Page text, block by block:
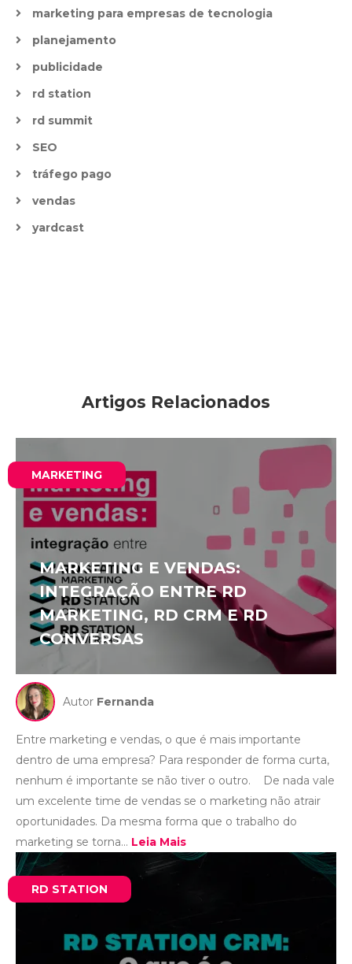
marketing para empresas de tecnologia
planejamento
publicidade
rd station
rd summit
SEO
tráfego pago
vendas
yardcast
Artigos Relacionados
MARKETING
MARKETING E VENDAS:
INTEGRAÇÃO ENTRE RD
MARKETING, RD CRM E RD
CONVERSAS
Autor Fernanda
Entre marketing e vendas, o que é mais importante
dentro de uma empresa? Para responder de forma curta,
nenhum é importante se não tiver o outro. De nada vale
um excelente time de vendas se o marketing não atrair
oportunidades. Da mesma forma que o trabalho do
marketing se torna... Leia Mais
RD STATION